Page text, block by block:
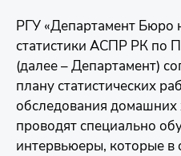
РГУ «Департамент Бюро
статистики АСПР РК по
(далее – Департамент)
плану статистических
обследования домашних
проводят специально
интервьюеры, которые в